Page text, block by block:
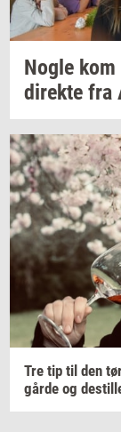
Nogle
di­rek­te fra
Tre tip til den
går­de og